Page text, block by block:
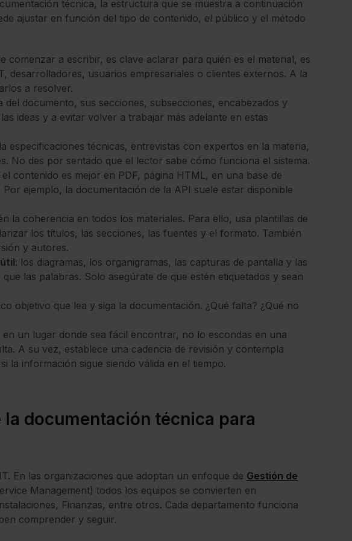
técnica, la estructura que se muestra a continuación
ajustar en función del tipo de contenido, el público y el método
comenzar a escribir, es clave aclarar para quién es el material, es
desarrolladores, usuarios empresariales o clientes externos. A la
a resolver.
del documento, sus secciones, subsecciones, encabezados y
ideas y a evitar volver a trabajar más adelante en estas
especificaciones técnicas, entrevistas con expertos en la materia,
No des por sentado que el lector sabe cómo funciona el sistema.
el contenido es mejor en PDF, página HTML, en una base de
ejemplo, la documentación de la API suele estar disponible
la coherencia en todos los materiales. Para ello, usa plantillas de
los títulos, las secciones, las fuentes y el formato. También
y autores.
: los diagramas, los organigramas, las capturas de pantalla y las
las palabras. Solo asegúrate de que estén etiquetados y sean
objetivo que lea y siga la documentación. ¿Qué falta? ¿Qué no
un lugar donde sea fácil encontrar, no lo escondas en una
A su vez, establece una cadencia de revisión y contempla
la información sigue siendo válida en el tiempo.
documentación técnica para
En las organizaciones que adoptan un enfoque de Gestión de
Management) todos los equipos se convierten en
Finanzas, entre otros. Cada departamento funciona
comprender y seguir.